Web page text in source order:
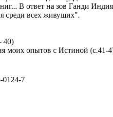
В ответ на зов Ганди
среди всех живущих".
40)
моих опытов с Истиной (с.41-
0124-7